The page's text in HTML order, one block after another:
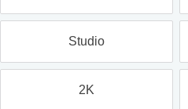
Studio
2K